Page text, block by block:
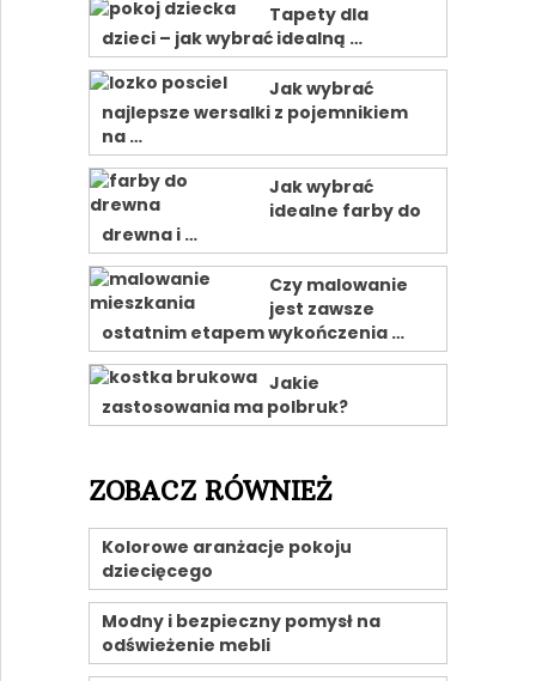
Tapety dla
dzieci – jak wybrać idealną …
Jak wybrać
najlepsze wersalki z pojemnikiem
na …
Jak wybrać
idealne farby do
drewna i …
Czy malowanie
jest zawsze
ostatnim etapem wykończenia …
Jakie
zastosowania ma polbruk?
ZOBACZ RÓWNIEŻ
Kolorowe aranżacje pokoju
dziecięcego
Modny i bezpieczny pomysł na
odświeżenie mebli